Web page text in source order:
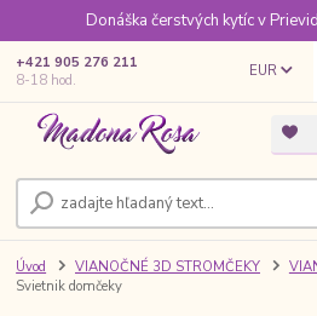
Donáška čerstvých kytíc v
EUR
+421 905 276 211
8-18 hod.
Úvod VIANOČNÉ 3D STROMČEKY
Svietnik domčeky